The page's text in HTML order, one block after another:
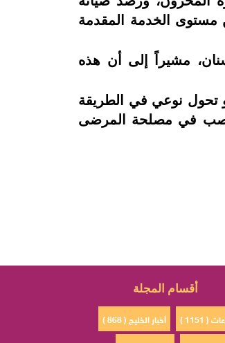
مستوى الخدمة المقدمة
مشيراً إلى أن هذه
تحول نوعي في الطريقة
تصب في مصلحة المرضى
أقسام المجلة
أخبار الخليج ( 868 )
( 1151 )